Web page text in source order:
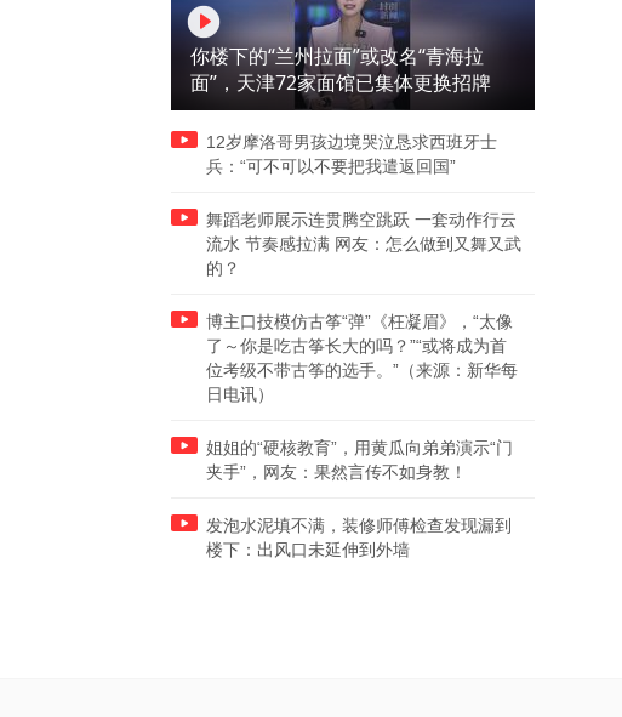
你楼下的“兰州拉面”或改名“青海拉
面”，天津72家面馆已集体更换招牌
12岁摩洛哥男孩边境哭泣恳求西班牙士
兵：“可不可以不要把我遣返回国”
舞蹈老师展示连贯腾空跳跃 一套动作行云
流水 节奏感拉满 网友：怎么做到又舞又武
的？
博主口技模仿古筝“弹”《枉凝眉》，“太像
了～你是吃古筝长大的吗？”“或将成为首
位考级不带古筝的选手。”（来源：新华每
日电讯）
姐姐的“硬核教育”，用黄瓜向弟弟演示“门
夹手”，网友：果然言传不如身教！
发泡水泥填不满，装修师傅检查发现漏到
楼下：出风口未延伸到外墙